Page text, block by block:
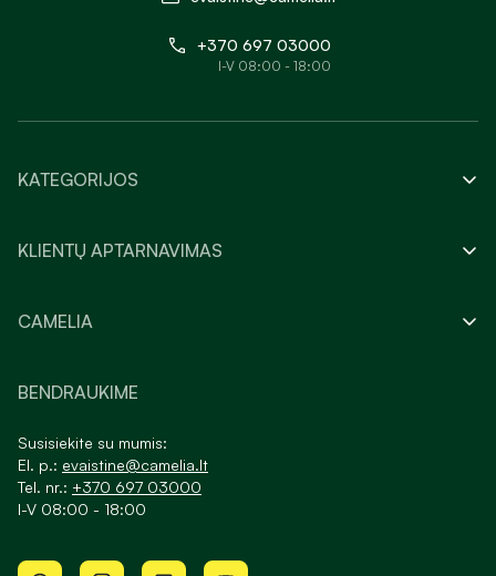
+370 697 03000
I-V 08:00 - 18:00
KATEGORIJOS
KLIENTŲ APTARNAVIMAS
CAMELIA
BENDRAUKIME
Susisiekite su mumis:
El. p.: evaistine@camelia.lt
Tel. nr.: +370 697 03000
I-V 08:00 - 18:00